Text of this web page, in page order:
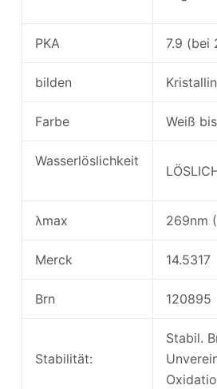
PKA 7.9
bilden
Farbe Weiß
Wasserlöslichkeit
λmax 269nm
Merck 14.5317
Brn 120895
Stabilität:
Stabil.